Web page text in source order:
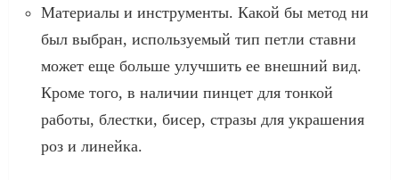
Материалы и инструменты. Какой бы метод ни
был выбран, используемый тип петли ставни
может еще больше улучшить ее внешний вид.
Кроме того, в наличии пинцет для тонкой
работы, блестки, бисер, стразы для украшения
роз и линейка.